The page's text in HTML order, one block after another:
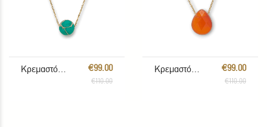
€99.00
€110.00
€99.00
€110.00